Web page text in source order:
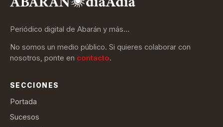
Periódico digital de Abarán y más…
No somos un medio público. Si quieres colaborar con
nosotros, ponte en contacto.
SECCIONES
Portada
Sucesos